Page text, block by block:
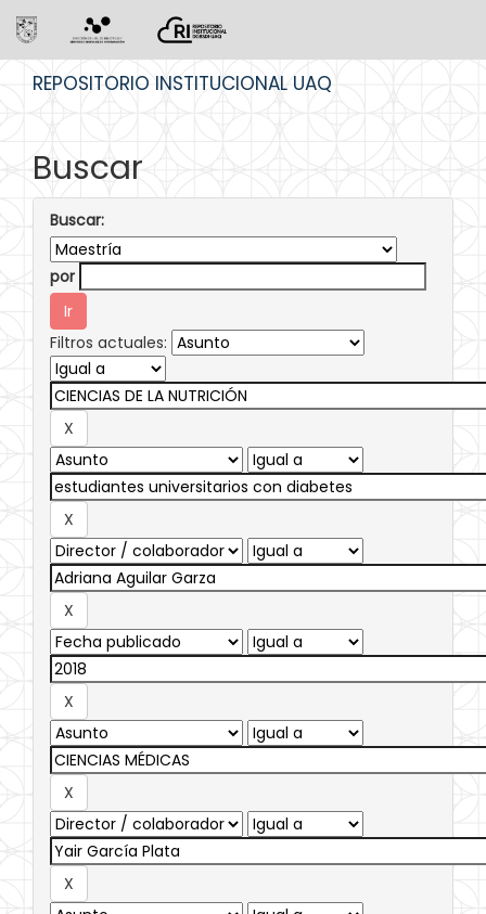
REPOSITORIO INSTITUCIONAL UAQ
Buscar
Buscar:
por
Filtros actuales: